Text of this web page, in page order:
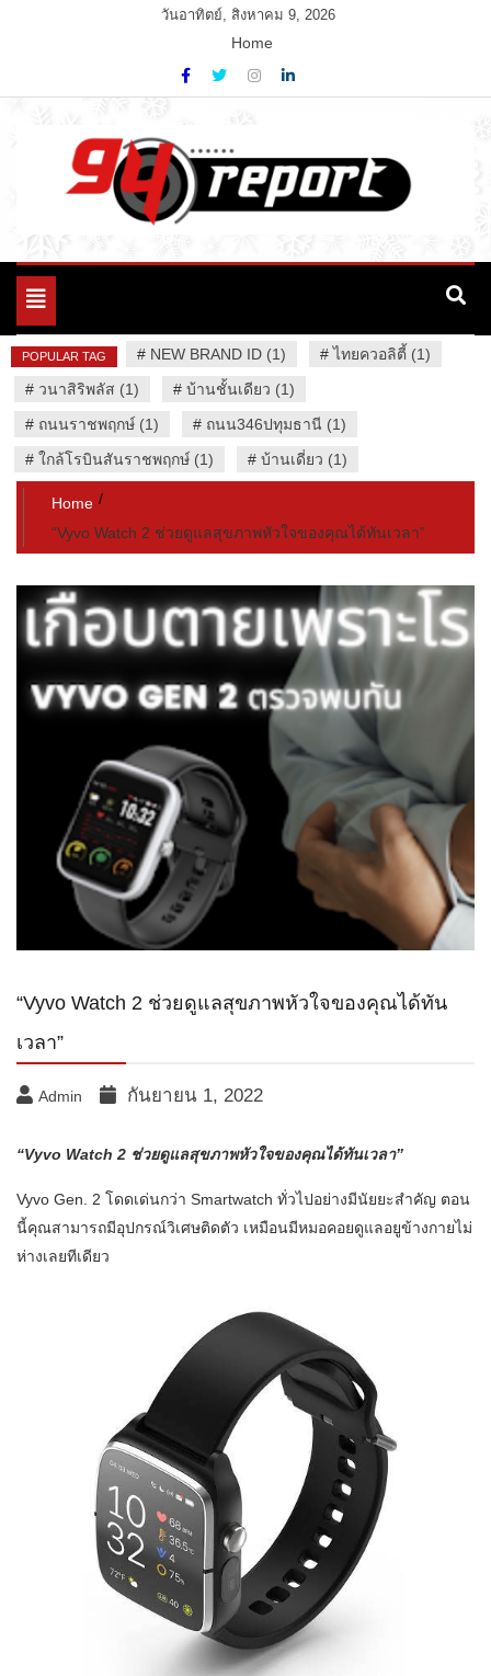
วันอาทิตย์, สิงหาคม 9, 2026
Home
94 Report.com
Variety News
Toggle
POPULAR TAG # NEW BRAND ID (1) #ไทยควอลิตี้ (1)
# วนาสิริพลัส (1) # บ้านชั้นเดียว (1)
# ถนนราชพฤกษ์ (1) # ถนน346ปทุมธานี (1)
# ใกล้โรบินสันราชพฤกษ์ (1) # บ้านเดี่ยว (1)
Home
“Vyvo Watch 2 ช่วยดูแลสุขภาพหัวใจของคุณได้ทันเวลา”
“Vyvo Watch 2 ช่วยดูแลสุขภาพหัวใจของคุณได้ทัน
เวลา”
Admin กันยายน 1, 2022
“Vyvo Watch 2 ช่วยดูแลสุขภาพหัวใจของคุณได้ทันเวลา”
Vyvo Gen. 2 โดดเด่นกว่า Smartwatch ทั่วไปอย่างมีนัยยะสำคัญ ตอน
นี้คุณสามารถมีอุปกรณ์วิเศษติดตัว เหมือนมีหมอคอยดูแลอยูข้างกายไม่
ห่างเลยทีเดียว